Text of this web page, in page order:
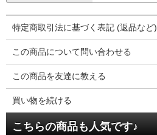
特定商取引法に基づく表記 (返品など)
この商品について問い合わせる
この商品を友達に教える
買い物を続ける
こちらの商品も人気です♪